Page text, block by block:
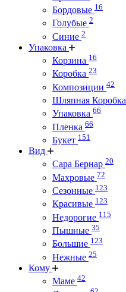
Бордовые 16
Голубые 2
Синие 2
Упаковка
Корзина 16
Коробка 23
Композиции 42
Шляпная Коробка
Упаковка 66
Пленка 66
Букет 151
Вид
Сара Бернар 20
Махровые 72
Сезонные 123
Красивые 123
Недорогие 115
Пышные 35
Большие 123
Нежные 25
Кому
Маме 42